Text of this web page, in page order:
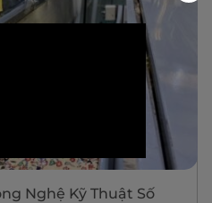
Nghệ Kỹ Thuật Số